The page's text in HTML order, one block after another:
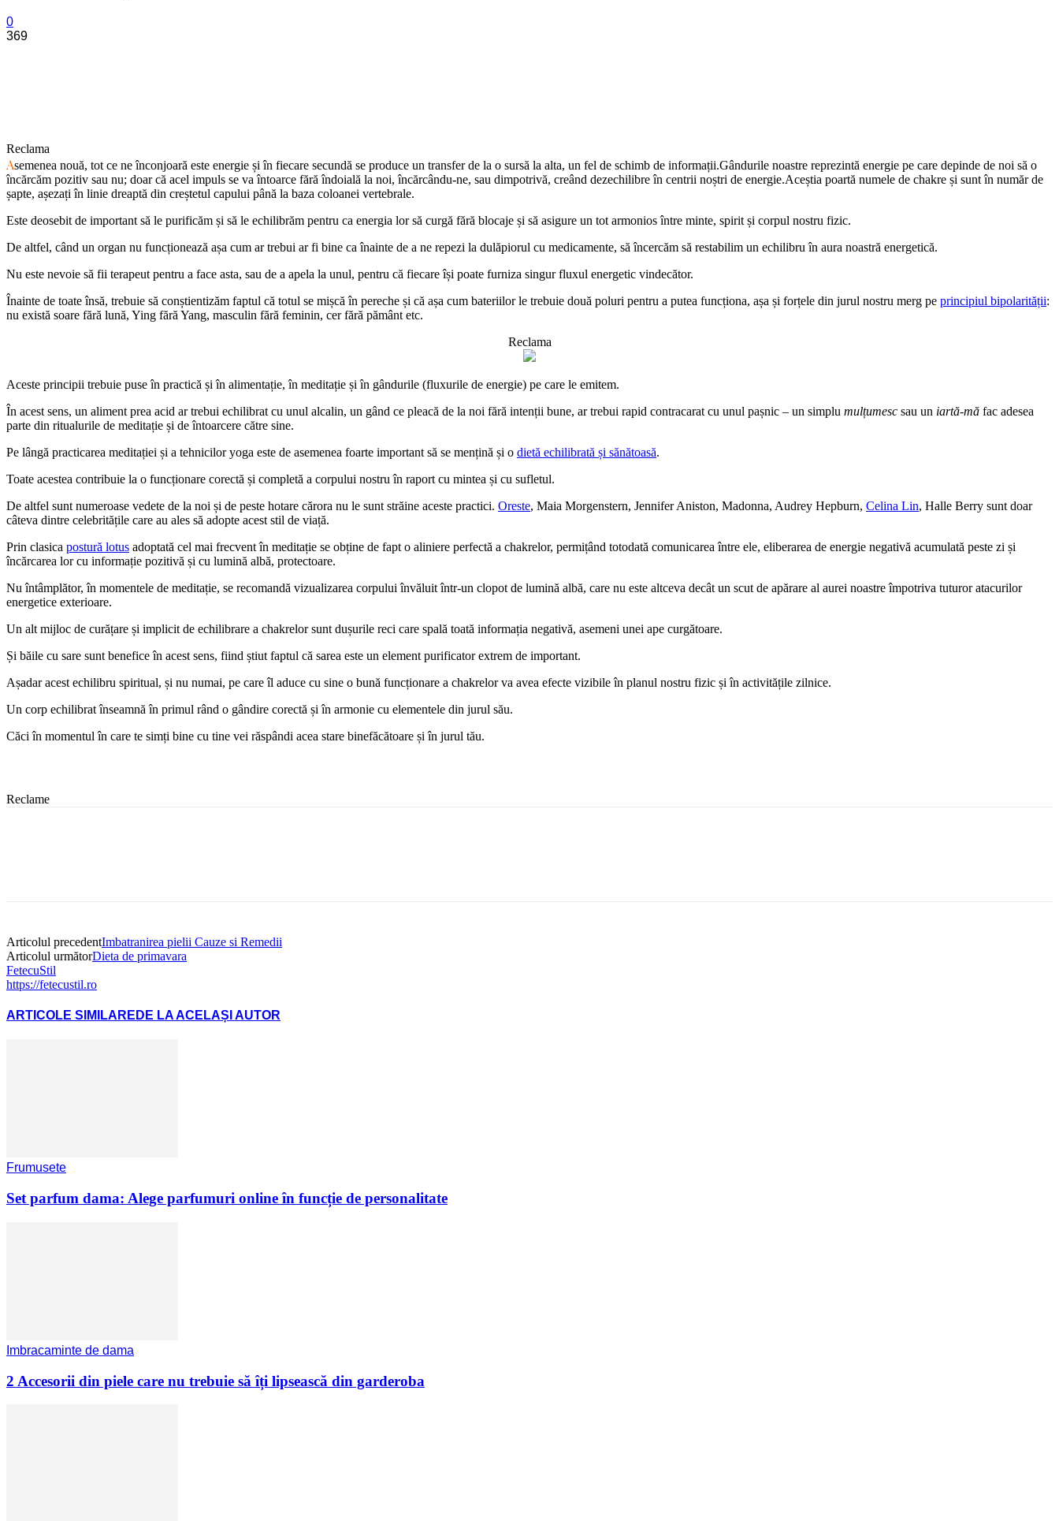
0
369
Reclama
Asemenea nouă, tot ce ne înconjoară este energie și în fiecare secundă se produce un transfer de la o sursă la alta, un fel de schimb de informații.Gândurile noastre reprezintă energie pe care depinde de noi să o
încărcăm pozitiv sau nu; doar că acel impuls se va întoarce fără îndoială la noi, încărcându-ne, sau dimpotrivă, creând dezechilibre în centrii noștri de energie.Aceștia poartă numele de chakre și sunt în număr de
șapte, așezați în linie dreaptă din creștetul capului până la baza coloanei vertebrale.
Este deosebit de important să le purificăm și să le echilibrăm pentru ca energia lor să curgă fără blocaje și să asigure un tot armonios între minte, spirit și corpul nostru fizic.
De altfel, când un organ nu funcționează așa cum ar trebui ar fi bine ca înainte de a ne repezi la dulăpiorul cu medicamente, să încercăm să restabilim un echilibru în aura noastră energetică.
Nu este nevoie să fii terapeut pentru a face asta, sau de a apela la unul, pentru că fiecare își poate furniza singur fluxul energetic vindecător.
Înainte de toate însă, trebuie să conștientizăm faptul că totul se mișcă în pereche și că așa cum bateriilor le trebuie două poluri pentru a putea funcționa, așa și forțele din jurul nostru merg pe principiul bipolarității:
nu există soare fără lună, Ying fără Yang, masculin fără feminin, cer fără pământ etc.
Reclama
Aceste principii trebuie puse în practică și în alimentație, în meditație și în gândurile (fluxurile de energie) pe care le emitem.
În acest sens, un aliment prea acid ar trebui echilibrat cu unul alcalin, un gând ce pleacă de la noi fără intenții bune, ar trebui rapid contracarat cu unul pașnic – un simplu mulțumesc sau un iartă-mă fac adesea
parte din ritualurile de meditație și de întoarcere către sine.
Pe lângă practicarea meditației și a tehnicilor yoga este de asemenea foarte important să se mențină și o dietă echilibrată și sănătoasă.
Toate acestea contribuie la o funcționare corectă și completă a corpului nostru în raport cu mintea și cu sufletul.
De altfel sunt numeroase vedete de la noi și de peste hotare cărora nu le sunt străine aceste practici. Oreste, Maia Morgenstern, Jennifer Aniston, Madonna, Audrey Hepburn, Celina Lin, Halle Berry sunt doar
câteva dintre celebritățile care au ales să adopte acest stil de viață.
Prin clasica postură lotus adoptată cel mai frecvent în meditație se obține de fapt o aliniere perfectă a chakrelor, permițând totodată comunicarea între ele, eliberarea de energie negativă acumulată peste zi și
încărcarea lor cu informație pozitivă și cu lumină albă, protectoare.
Nu întâmplător, în momentele de meditație, se recomandă vizualizarea corpului învăluit într-un clopot de lumină albă, care nu este altceva decât un scut de apărare al aurei noastre împotriva tuturor atacurilor
energetice exterioare.
Un alt mijloc de curățare și implicit de echilibrare a chakrelor sunt dușurile reci care spală toată informația negativă, asemeni unei ape curgătoare.
Și băile cu sare sunt benefice în acest sens, fiind știut faptul că sarea este un element purificator extrem de important.
Așadar acest echilibru spiritual, și nu numai, pe care îl aduce cu sine o bună funcționare a chakrelor va avea efecte vizibile în planul nostru fizic și în activitățile zilnice.
Un corp echilibrat înseamnă în primul rând o gândire corectă și în armonie cu elementele din jurul său.
Căci în momentul în care te simți bine cu tine vei răspândi acea stare binefăcătoare și în jurul tău.
Reclame
Articolul precedentImbatranirea pielii Cauze si Remedii
Articolul următorDieta de primavara
FetecuStil
https://fetecustil.ro
ARTICOLE SIMILARE DE LA ACELAȘI AUTOR
Frumusete
Set parfum dama: Alege parfumuri online în funcție de personalitate
Imbracaminte de dama
2 Accesorii din piele care nu trebuie să îți lipsească din garderoba